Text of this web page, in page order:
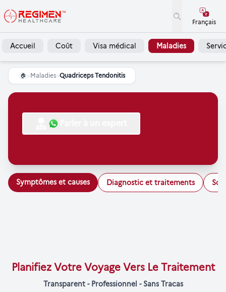
Français
Accueil Coût Visa médical Maladies
🏠 >Maladies>Quadriceps Tendonitis
Symptômes et causes Diagnostic et traitements
Planifiez Votre Voyage Vers Le Traitement
Transparent - Professionnel - Sans Tracas